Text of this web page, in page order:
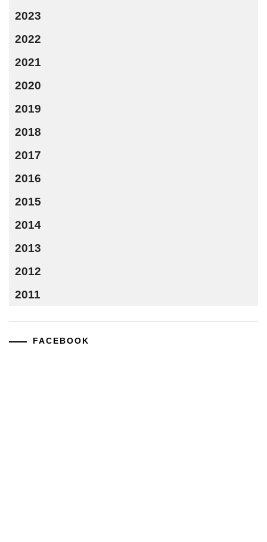
2023
2022
2021
2020
2019
2018
2017
2016
2015
2014
2013
2012
2011
FACEBOOK